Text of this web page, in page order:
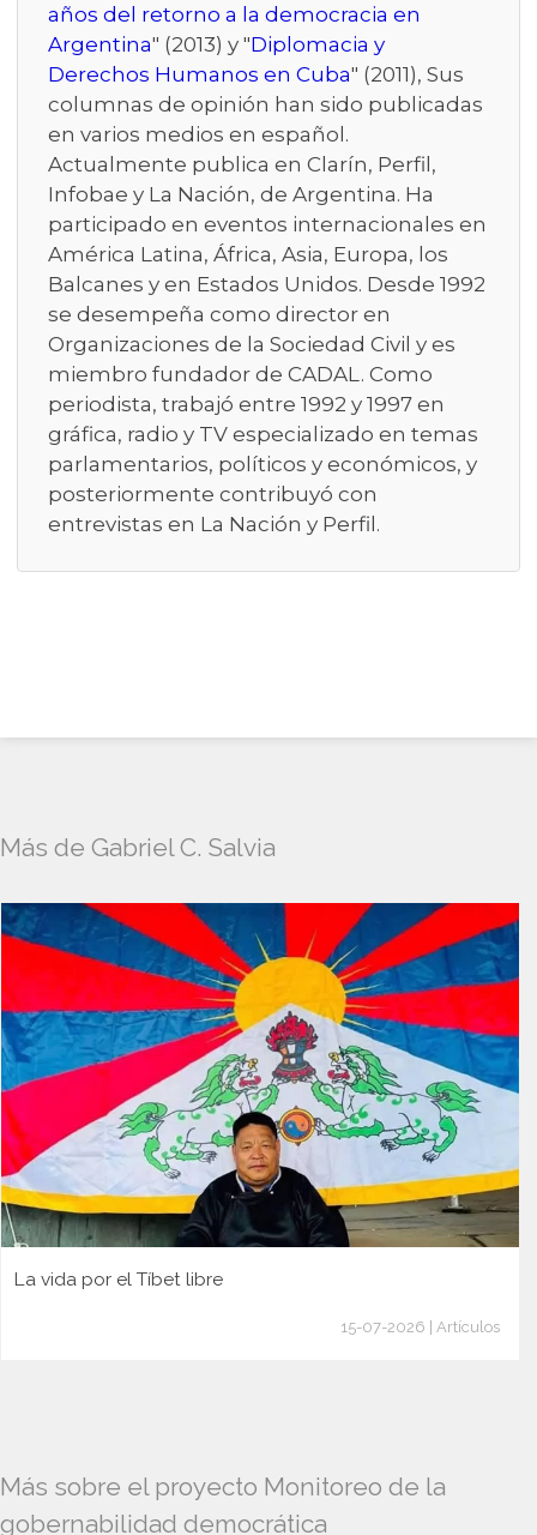
años del retorno a la democracia en
Argentina" (2013) y "Diplomacia y
Derechos Humanos en Cuba" (2011), Sus
columnas de opinión han sido publicadas
en varios medios en español.
Actualmente publica en Clarín, Perfil,
Infobae y La Nación, de Argentina. Ha
participado en eventos internacionales en
América Latina, África, Asia, Europa, los
Balcanes y en Estados Unidos. Desde 1992
se desempeña como director en
Organizaciones de la Sociedad Civil y es
miembro fundador de CADAL. Como
periodista, trabajó entre 1992 y 1997 en
gráfica, radio y TV especializado en temas
parlamentarios, políticos y económicos, y
posteriormente contribuyó con
entrevistas en La Nación y Perfil.
Más de Gabriel C. Salvia
La vida por el Tíbet libre
15-07-2026 | Artículos
Más sobre el proyecto Monitoreo de la
gobernabilidad democrática